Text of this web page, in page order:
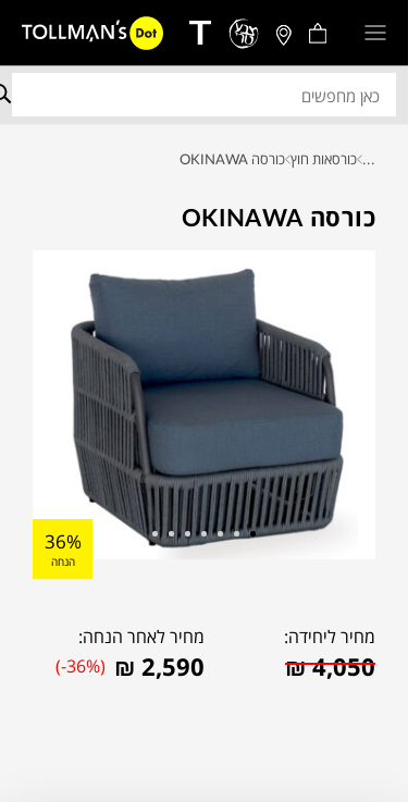
... כורסאות חוץ כורסה OKINAWA
כורסה OKINAWA
36%
הנחה
מחיר ליחידה:
₪4,050
מחיר לאחר הנחה:
₪ 2,590
(-36%)